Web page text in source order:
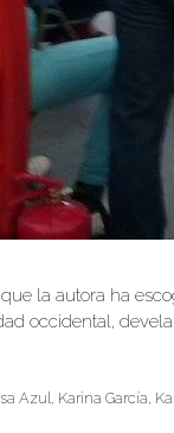
la autora ha
occidental,
Azul, Karina García,